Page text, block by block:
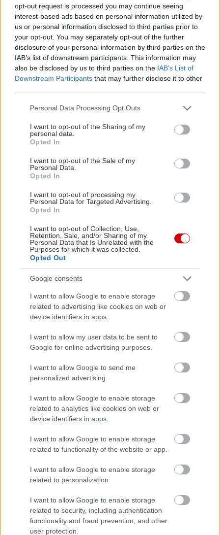
opt-out request is processed you may continue seeing
interest-based ads based on personal information utilized by
us or personal information disclosed to third parties prior to
your opt-out. You may separately opt-out of the further
disclosure of your personal information by third parties on the
IAB’s list of downstream participants. This information may
also be disclosed by us to third parties on the IAB’s List of
Downstream Participants that may further disclose it to other
Please note that this website/app uses one or more Google
not limited to your visit or usage behaviour. You may click to
grant or deny consent to Google and its third-party tags to
use your data for below specified purposes in below Google
consent section.
Personal Data Processing Opt Outs
I want to opt-out of the Sharing of my
personal data.
Opted In
I want to opt-out of the Sale of my
Personal Data.
Opted In
I want to opt-out of processing my
Personal Data for Targeted Advertising.
Opted In
I want to opt-out of Collection, Use,
Retention, Sale, and/or Sharing of my
Personal Data that Is Unrelated with the
Purposes for which it was collected.
Opted Out
Google consents
I want to allow Google to enable storage
related to advertising like cookies on web or
device identifiers in apps.
I want to allow my user data to be sent to
Google for online advertising purposes.
I want to allow Google to send me
personalized advertising.
I want to allow Google to enable storage
related to analytics like cookies on web or
device identifiers in apps.
I want to allow Google to enable storage
related to functionality of the website or app.
I want to allow Google to enable storage
related to personalization.
I want to allow Google to enable storage
related to security, including authentication
functionality and fraud prevention, and other
user protection.
Διαβάστε επίσης
Φθηνότερο το νέο Fiat 500 Hybrid
PODCASTS